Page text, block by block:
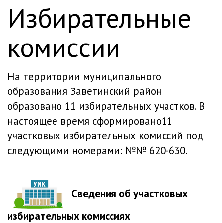
Избирательные
комиссии
На территории муниципального
образования Заветинский район
образовано 11 избирательных участков. В
настоящее время сформировано11
участковых избирательных комиссий под
следующими номерами: №№ 620-630.
Сведения об участковых
избирательных комиссиях